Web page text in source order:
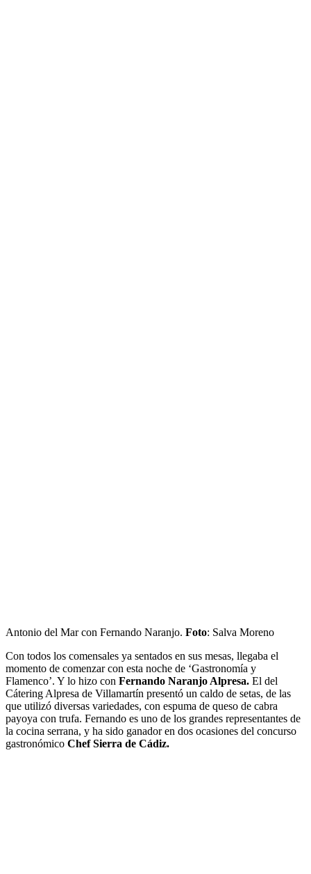
Antonio del Mar con Fernando Naranjo. Foto: Salva Moreno
Con todos los comensales ya sentados en sus mesas, llegaba el
momento de comenzar con esta noche de ‘Gastronomía y
Flamenco’. Y lo hizo con Fernando Naranjo Alpresa. El del
Cátering Alpresa de Villamartín presentó un caldo de setas, de las
que utilizó diversas variedades, con espuma de queso de cabra
payoya con trufa. Fernando es uno de los grandes representantes de
la cocina serrana, y ha sido ganador en dos ocasiones del concurso
gastronómico Chef Sierra de Cádiz.